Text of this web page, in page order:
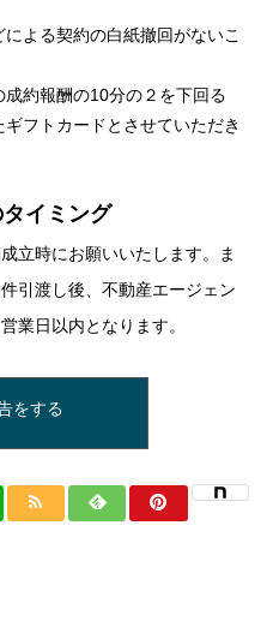
よる契約の白紙撤回がないこ
約報酬の10分の２を下回る
フトカードとさせていただき
イミング
立時にお願いいたします。ま
引渡し後、不動産エージェン
業日以内となります。
をする